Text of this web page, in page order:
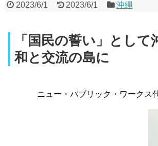
2023/6/1 2023/6/1 沖縄
「国民の誓い」として
和と交流の島に
ニュー・パブリック・ワークス